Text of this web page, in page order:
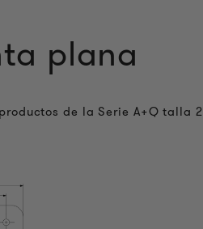
plana
de la Serie A+Q talla 2